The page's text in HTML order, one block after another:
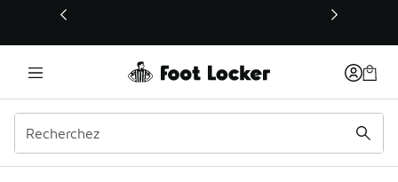
Ce lien s’ouvrira dans une nouvelle fenêtre